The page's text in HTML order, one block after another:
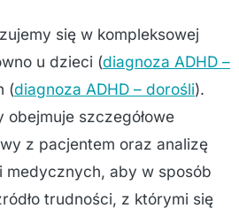
się w kompleksowej
u dzieci (diagnoza ADHD –
(diagnoza ADHD – dorośli).
szczegółowe
z pacjentem oraz analizę
medycznych, aby w sposób
trudności, z którymi się